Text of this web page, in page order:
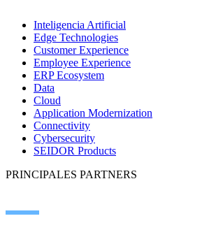
Inteligencia Artificial
Edge Technologies
Customer Experience
Employee Experience
ERP Ecosystem
Data
Cloud
Application Modernization
Connectivity
Cybersecurity
SEIDOR Products
PRINCIPALES PARTNERS